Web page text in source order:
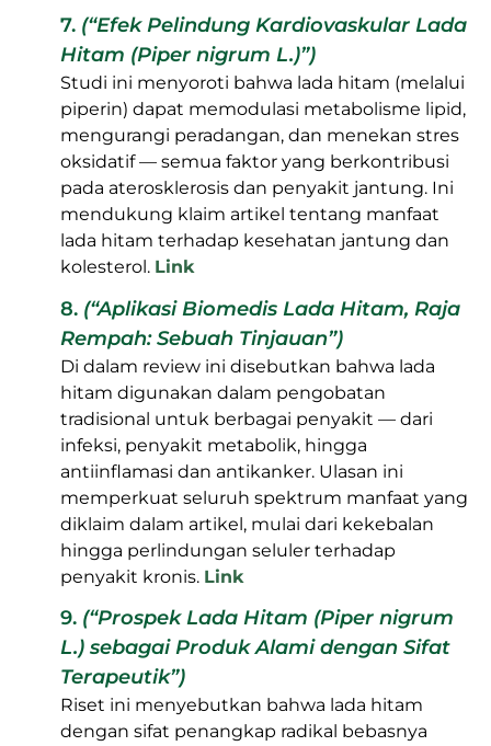
7. (“Efek Pelindung Kardiovaskular Lada
Hitam (Piper nigrum L.)”)
Studi ini menyoroti bahwa lada hitam (melalui
piperin) dapat memodulasi metabolisme lipid,
mengurangi peradangan, dan menekan stres
oksidatif — semua faktor yang berkontribusi
pada aterosklerosis dan penyakit jantung. Ini
mendukung klaim artikel tentang manfaat
lada hitam terhadap kesehatan jantung dan
kolesterol. Link
8. (“Aplikasi Biomedis Lada Hitam, Raja
Rempah: Sebuah Tinjauan”)
Di dalam review ini disebutkan bahwa lada
hitam digunakan dalam pengobatan
tradisional untuk berbagai penyakit — dari
infeksi, penyakit metabolik, hingga
antiinflamasi dan antikanker. Ulasan ini
memperkuat seluruh spektrum manfaat yang
diklaim dalam artikel, mulai dari kekebalan
hingga perlindungan seluler terhadap
penyakit kronis. Link
9. (“Prospek Lada Hitam (Piper nigrum
L.) sebagai Produk Alami dengan Sifat
Terapeutik”)
Riset ini menyebutkan bahwa lada hitam
dengan sifat penangkap radikal bebasnya